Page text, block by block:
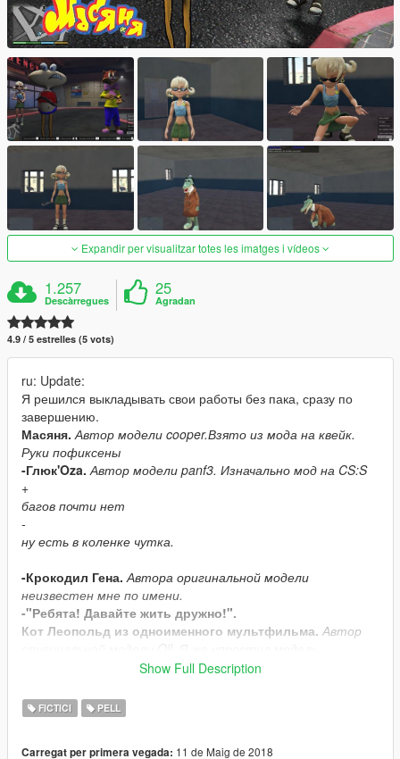
Expandir per visualitzar totes les imatges i vídeos
1.257
Descàrregues
25
Agradan
4.9 / 5 estrelles (5 vots)
ru: Update:
Я решился выкладывать свои работы без пака, сразу по
завершению.
Масяня. Автор модели cooper.Взято из мода на квейк.
Руки пофиксены
-Глюк'Oza. Автор модели panf3. Изначально мод на CS:S
+
багов почти нет
-
ну есть в коленке чутка.
-Крокодил Гена. Автора оригинальной модели
неизвестен мне по имени.
-"Ребята! Давайте жить дружно!".
Кот Леопольд из одноименного мультфильма. Автор
сократив количество полигонов и создав новую УВВ-
мультиков, но делаю я всё долго и муторно,и вообще не
обещаю. Хотя...
всё норм в риге
Show Full Description
FICTICI PELL
Carregat per primera vegada: 11 de Maig de 2018